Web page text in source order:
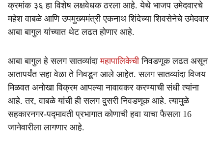
r
e
क्रमांक ३६ हा विशेष लक्षवेधक ठरला आहे. येथे भाजप उमेदवारचे
महेश वाबळे आणि उपमुख्यमंत्री एकनाथ शिंदेच्या शिवसेनेचे उमेदवार
आबा बागुल यांच्यात थेट लढत होणार आहे.
आबा बागुल हे सलग सातव्यांदामहापालिकेचीनिवडणूक लढत असून
आतापर्यंत सहा वेळा ते निवडून आले आहेत. सलग सातव्यांदा विजय
मिळवत अनोखा विक्रम आपल्या नावावकर करण्याची संधी त्यांना
आहे. तर, वाबळे यांची ही सलग दुसरी निवडणूक आहे. त्यामुळे
सहकारनगर-पद्मावती प्रभागात कोणाची हवा याचा फैसला 16
जानेवारीला लागणार आहे.